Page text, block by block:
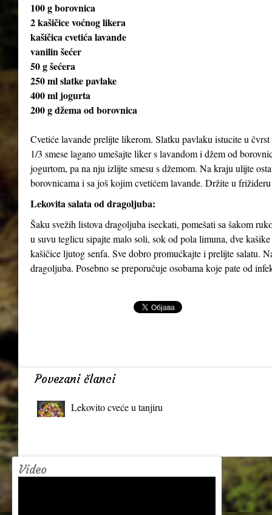
100 g borovnica
2 kašičice voćnog likera
kašičica cvetića lavande
vanilin šećer
50 g šećera
250 ml slatke pavlake
400 ml jogurta
200 g džema od borovnica
Cvetiće lavande prelijte likerom. Slatku pavlaku istucite u
1/3 smese lagano umešajte liker s lavandom i džem od
jogurtom, pa na nju izlijte smesu s džemom. Na kraju ulijte
borovnicama i sa još kojim cvetićem lavande. Držite u
Lekovita salata od dragoljuba:
Šaku svežih listova dragoljuba iseckati, pomešati sa šakom
u suvu teglicu sipajte malo soli, sok od pola limuna, dve
kašičice ljutog senfa. Sve dobro promućkajte i prelijte salatu.
dragoljuba. Posebno se preporučuje osobama koje pate od
Povezani članci
Lekovito cveće u tanjiru
Video